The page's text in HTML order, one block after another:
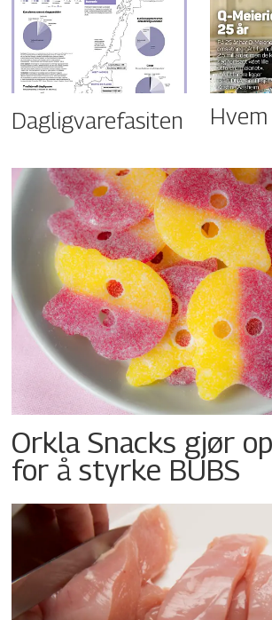
Dagligvarefasiten
Orkla Snacks gjør
for å styrke BUBS